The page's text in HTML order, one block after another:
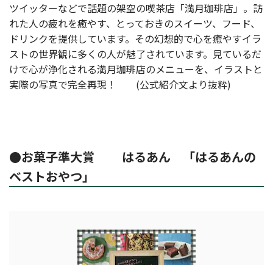
ツイッターなどで話題の架空の喫茶店「満月珈琲店」。訪
れた人の疲れを癒やす、とっておきのスイーツ、フード、
ドリンクを提供しています。その幻想的で心を癒やすイラ
ストの世界観に多くの人が魅了されています。見ているだ
けで心が浄化される満月珈琲店のメニューを、イラストと
実際の写真で完全再現！ (公式紹介文より抜粋)
●お菓子準大賞 はるあん 「はるあんの
ベストおやつ」